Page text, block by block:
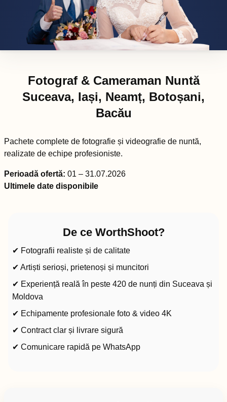
Fotograf & Cameraman Nuntă
Suceava, Iași, Neamț, Botoșani,
Bacău
Pachete complete de fotografie și videografie de nuntă,
realizate de echipe profesioniste.
Perioadă ofertă: 01 – 31.07.2026
Ultimele date disponibile
De ce WorthShoot?
✔ Fotografii realiste și de calitate
✔ Artiști serioși, prietenoși și muncitori
✔ Experiență reală în peste 420 de nunți din Suceava și
Moldova
✔ Echipamente profesionale foto & video 4K
✔ Contract clar și livrare sigură
✔ Comunicare rapidă pe WhatsApp